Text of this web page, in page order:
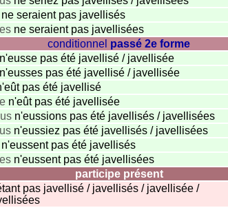
ne seraient pas javellisés
ne seraient pas javellisées
conditionnel passé 2e forme
n'eusse pas été javellisé / javellisée
n'eusses pas été javellisé / javellisée
pas été javellisé
n'eût pas été javellisée
n'eussions pas été javellisés / javellisées
n'eussiez pas été javellisés / javellisées
n'eussent pas été javellisés
n'eussent pas été javellisées
participe présent
pas javellisé / javellisés / javellisée /